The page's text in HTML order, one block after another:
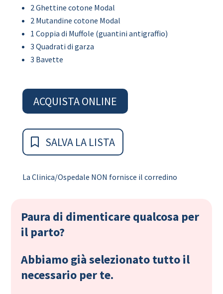
2 Ghettine cotone Modal
2 Mutandine cotone Modal
1 Coppia di Muffole (guantini antigraffio)
3 Quadrati di garza
3 Bavette
ACQUISTA ONLINE
SALVA LA LISTA
La Clinica/Ospedale NON fornisce il corredino
Paura di dimenticare qualcosa per
il parto?
Abbiamo già selezionato tutto il
necessario per te.